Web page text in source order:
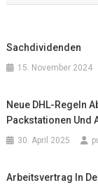
Sachdividenden
15. November 2024
Neue DHL-Regeln
Packstationen Und
30. April 2025
Arbeitsvertrag In